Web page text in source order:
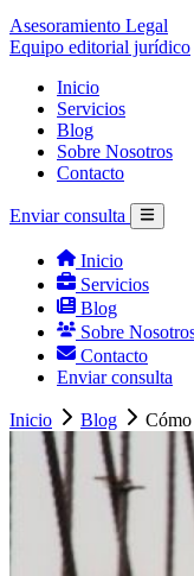
Asesoramiento Legal
Equipo editorial jurídico
Inicio
Servicios
Blog
Sobre Nosotros
Contacto
Enviar consulta
Inicio
Servicios
Blog
Sobre
Contacto
Enviar consulta
Inicio Blog Cómo